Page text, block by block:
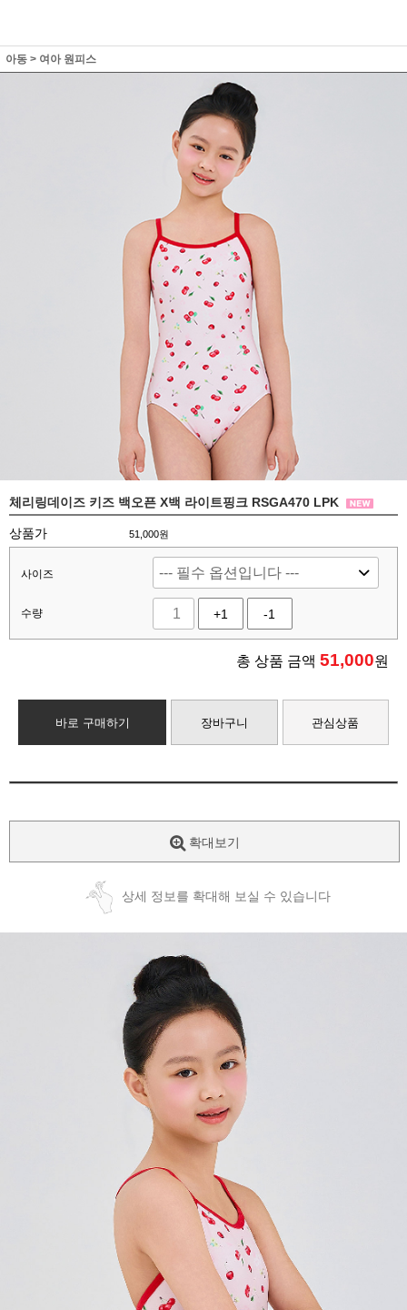
아동 > 여아 원피스
체리링데이즈 키즈 백오픈 X백 라이트핑크 RSGA470 LPK
상품가 51,000원
사이즈
수량 +1 -1
총 상품 금액 51,000원
바로 구매하기 장바구니 관심상품
확대보기
상세 정보를 확대해 보실 수 있습니다